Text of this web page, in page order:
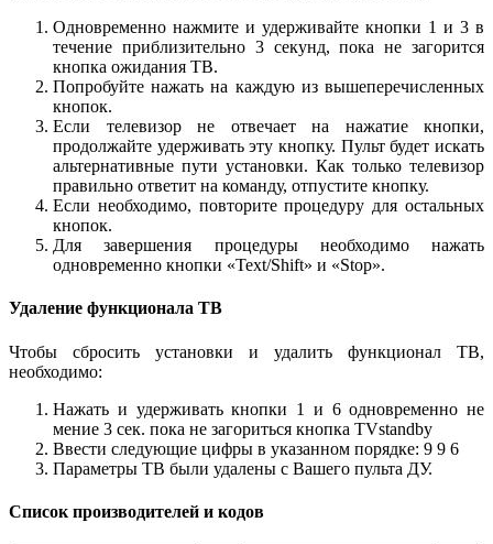
Одновременно нажмите и удерживайте кнопки 1 и 3 в
течение приблизительно 3 секунд, пока не загорится
кнопка ожидания ТВ.
Попробуйте нажать на каждую из вышеперечисленных
кнопок.
Если телевизор не отвечает на нажатие кнопки,
продолжайте удерживать эту кнопку. Пульт будет искать
альтернативные пути установки. Как только телевизор
правильно ответит на команду, отпустите кнопку.
Если необходимо, повторите процедуру для остальных
кнопок.
Для завершения процедуры необходимо нажать
одновременно кнопки «Text/Shift» и «Stop».
Удаление функционала ТВ
Чтобы сбросить установки и удалить функционал ТВ,
необходимо:
Нажать и удерживать кнопки 1 и 6 одновременно не
мение 3 сек. пока не загориться кнопка TVstandby
Ввести следующие цифры в указанном порядке: 9 9 6
Параметры ТВ были удалены с Вашего пульта ДУ.
Список производителей и кодов